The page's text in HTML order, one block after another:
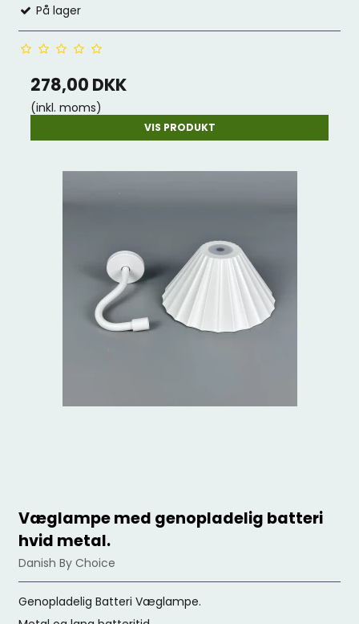
På lager
278,00 DKK
(inkl. moms)
VIS PRODUKT
Væglampe med genopladelig batteri
hvid metal.
Danish By Choice
Genopladelig Batteri Væglampe.